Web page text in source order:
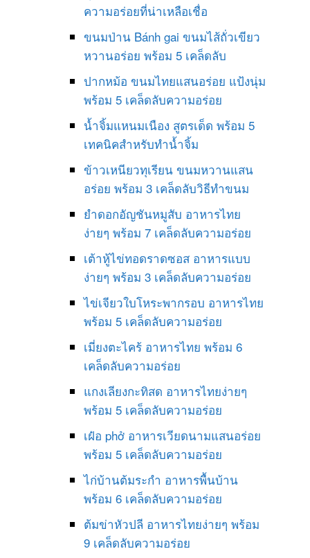
ความอร่อยที่น่าเหลือเชื่อ
ขนมป่าน Bánh gai ขนมไส้ถั่วเขียว
หวานอร่อย พร้อม 5 เคล็ดลับ
ปากหม้อ ขนมไทยแสนอร่อย แป้งนุ่ม
พร้อม 5 เคล็ดลับความอร่อย
น้ำจิ้มแหนมเนือง สูตรเด็ด พร้อม 5
เทคนิคสำหรับทำน้ำจิ้ม
ข้าวเหนียวทุเรียน ขนมหวานแสน
อร่อย พร้อม 3 เคล็ดลับวิธีทำขนม
ยำดอกอัญชันหมูสับ อาหารไทย
ง่ายๆ พร้อม 7 เคล็ดลับความอร่อย
เต้าหู้ไข่ทอดราดซอส อาหารแบบ
ง่ายๆ พร้อม 3 เคล็ดลับความอร่อย
ไข่เจียวใบโหระพากรอบ อาหารไทย
พร้อม 5 เคล็ดลับความอร่อย
เมี่ยงตะไคร้ อาหารไทย พร้อม 6
เคล็ดลับความอร่อย
แกงเลียงกะทิสด อาหารไทยง่ายๆ
พร้อม 5 เคล็ดลับความอร่อย
เฝ๋อ phở อาหารเวียดนามแสนอร่อย
พร้อม 5 เคล็ดลับความอร่อย
ไก่บ้านต้มระกำ อาหารพื้นบ้าน
พร้อม 6 เคล็ดลับความอร่อย
ต้มข่าหัวปลี อาหารไทยง่ายๆ พร้อม
9 เคล็ดลับความอร่อย